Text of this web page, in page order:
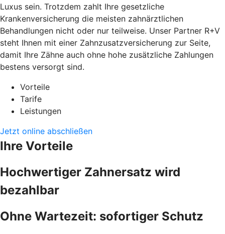
Luxus sein. Trotzdem zahlt Ihre gesetzliche
Krankenversicherung die meisten zahnärztlichen
Behandlungen nicht oder nur teilweise. Unser Partner R+V
steht Ihnen mit einer Zahnzusatzversicherung zur Seite,
damit Ihre Zähne auch ohne hohe zusätzliche Zahlungen
bestens versorgt sind.
Vorteile
Tarife
Leistungen
Jetzt online abschließen
Ihre Vorteile
Hochwertiger Zahnersatz wird
bezahlbar
Ohne Wartezeit: sofortiger Schutz